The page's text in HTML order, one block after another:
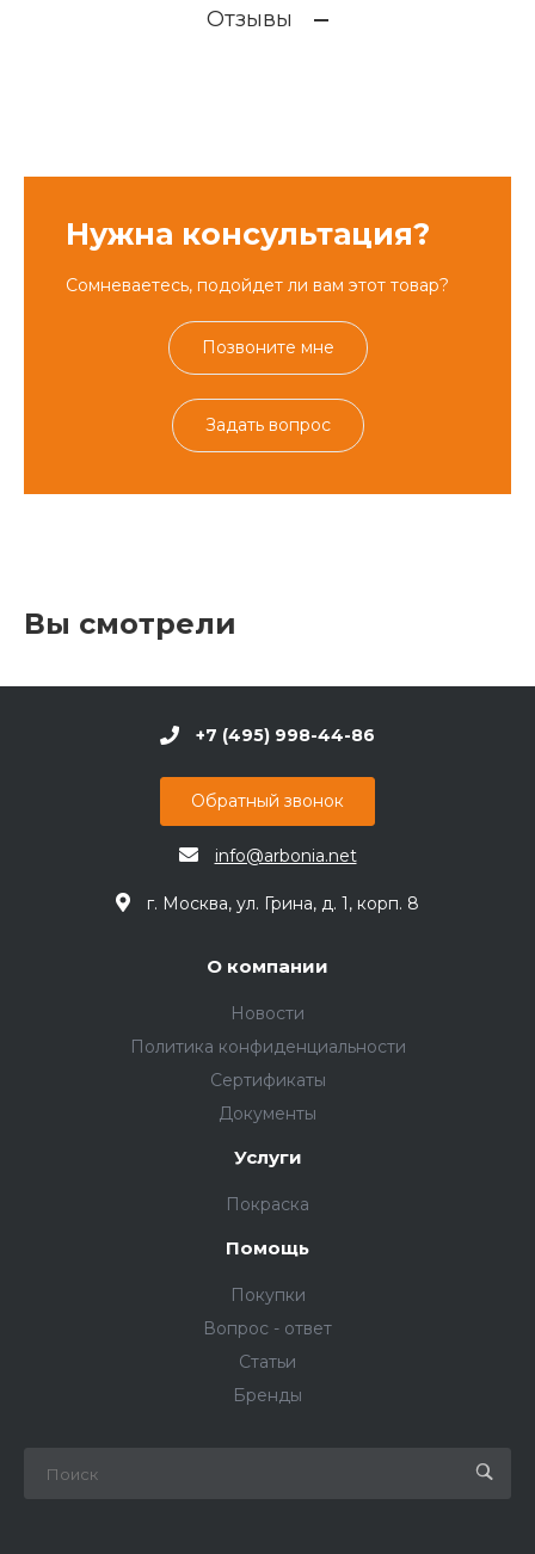
Отзывы
Нужна консультация?
Сомневаетесь, подойдет ли вам этот товар?
Позвоните мне
Задать вопрос
Вы смотрели
+7 (495) 998-44-86
Обратный звонок
info@arbonia.net
г. Москва, ул. Грина, д. 1, корп. 8
О компании
Новости
Политика конфиденциальности
Сертификаты
Документы
Услуги
Покраска
Помощь
Покупки
Вопрос - ответ
Статьи
Бренды